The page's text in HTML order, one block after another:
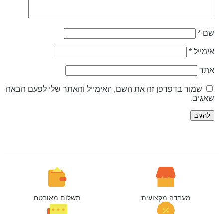
*
*
שמור בדפדפן זה את השם, האימייל והאתר שלי לפעם הבאה
מעבדה מקצועית תשלום מאובטח